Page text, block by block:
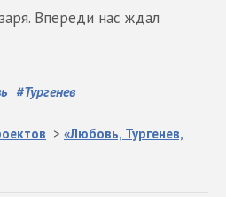
Впереди нас ждал
#Тургенев
> «Любовь, Тургенев,